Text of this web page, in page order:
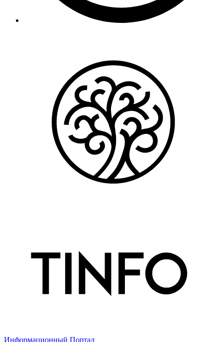
Информационный Портал